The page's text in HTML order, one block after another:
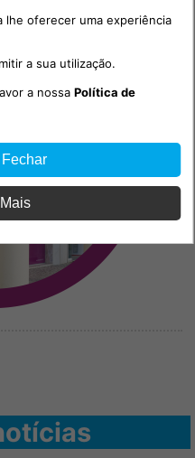
lhe oferecer uma experiência
a sua utilização.
a nossaPolítica de